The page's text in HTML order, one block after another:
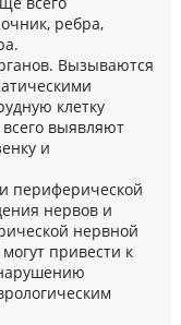
ребра,
Вызываются
клетку
выявляют
и
периферической
нервов и
нервной
привести к